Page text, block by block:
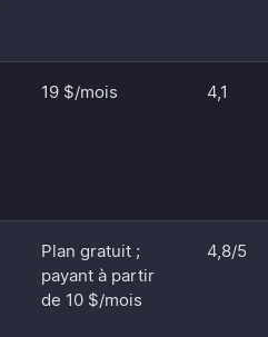
19 $/mois 4,1
Plan gratuit ;
payant à partir
de 10 $/mois
4,8/5